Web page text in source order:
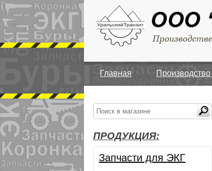
Главная Производство
ПРОДУКЦИЯ:
Запчасти для ЭКГ